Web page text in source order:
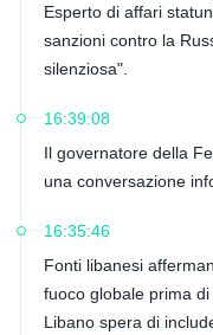
Esperto di affari
sanzioni contro la
silenziosa".
16:39:08
Il governatore della
una conversazione
16:35:46
Fonti libanesi
fuoco globale prima
Libano spera di